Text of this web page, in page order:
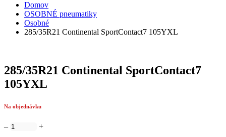
Domov
OSOBNÉ pneumatiky
Osobné
285/35R21 Continental SportContact7 105YXL
285/35R21 Continental SportContact7
105YXL
Na objednávku
– +